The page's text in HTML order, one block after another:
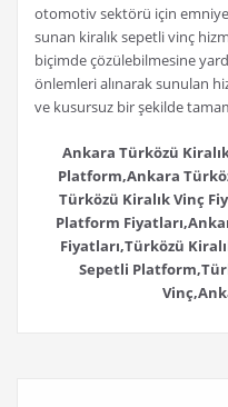
otomotiv sektörü için
sunan kiralık sepetli vinç
biçimde çözülebilmesine
önlemleri alınarak sunulan
ve kusursuz bir şekilde
Ankara Türközü
Platform,Ankara
Türközü Kiralık Vinç
Platform
Fiyatları,Türközü
Sepetli